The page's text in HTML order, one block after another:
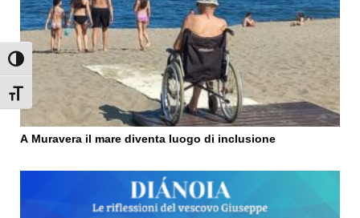
Attiva/disattiva alto contrasto
Attiva/disattiva dimensione testo
A Muravera il mare diventa luogo di inclusione